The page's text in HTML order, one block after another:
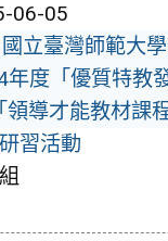
06-05
國立臺灣師範大
年度「優質特教
導才能教材課程
習活動